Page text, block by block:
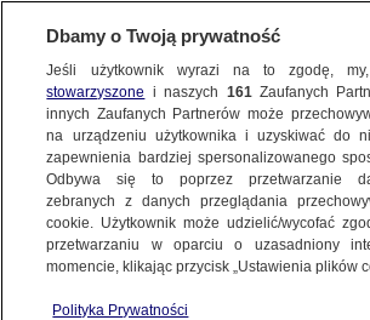
NAJNOWSZE
FAKTY
TVN24 GO
Dzień dobry!
Jedno konto do
Dbamy o Twoją prywatność
Jeśli użytkownik wyrazi na to zgodę,
stowarzyszone i naszych 161Zaufanych
innych Zaufanych Partnerów może
na urządzeniu użytkownika i uzyskiwać do
zapewnienia bardziej spersonalizowanego
Odbywa się to poprzez przetwarzanie
zebranych z danych przeglądania
cookie. Użytkownik może udzielić/wycofać
przetwarzaniu w oparciu o uzasadniony
momencie, klikając przycisk „Ustawienia plików
Polityka Prywatności